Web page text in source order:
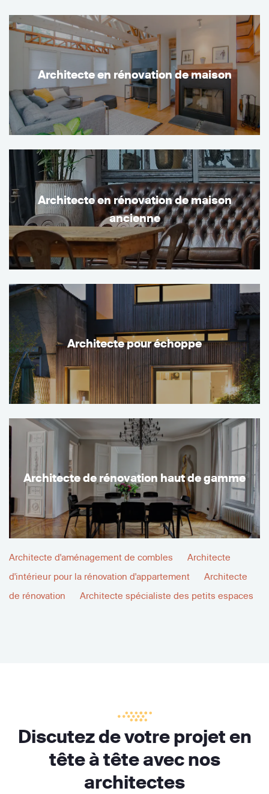
Architecte en rénovation de maison
Architecte en rénovation de maison
ancienne
Architecte pour échoppe
Architecte de rénovation haut de gamme
Architecte d'aménagement de combles
Architecte
d'intérieur pour la rénovation d'appartement
Architecte
de rénovation
Architecte spécialiste des petits espaces
Discutez de votre projet en
tête à tête avec nos
architectes